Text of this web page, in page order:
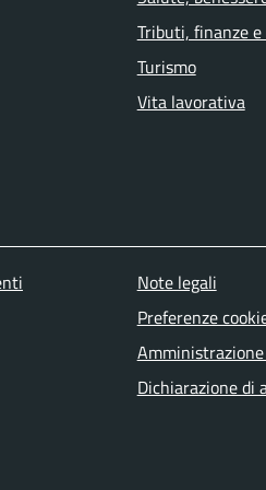
Tributi, finanze
Turismo
Vita lavorativa
paginaNote legali
Preferenze
Dichiarazione di